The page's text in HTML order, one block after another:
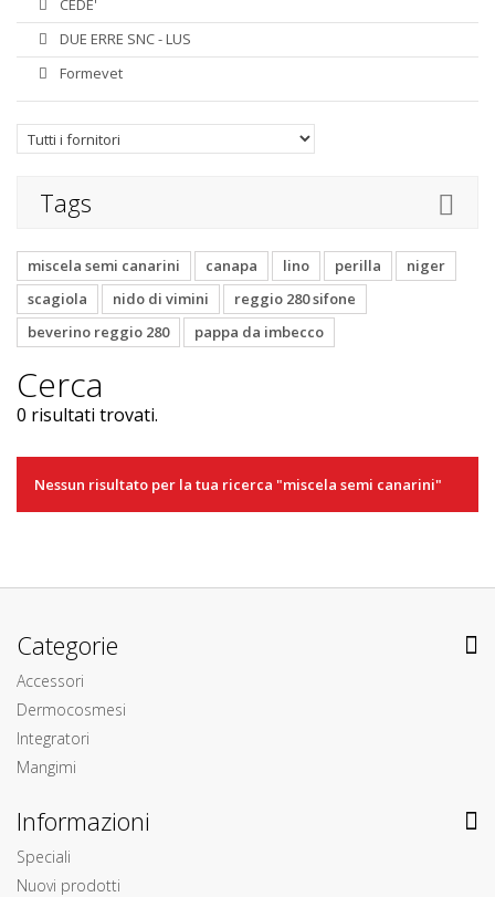
CEDE'
DUE ERRE SNC - LUS
Formevet
Tags
miscela semi canarini canapa lino perilla
niger
scagiola
nido di vimini
reggio 280 sifone
beverino reggio 280
pappa da imbecco
Cerca
0 risultati trovati.
Nessun risultato per la tua ricerca "miscela semi canarini"
Categorie
Accessori
Dermocosmesi
Integratori
Mangimi
Informazioni
Speciali
Nuovi prodotti